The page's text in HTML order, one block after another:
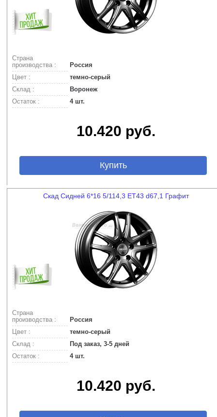
Страна
производства :
Россия
Цвет :
темно-серый
Склад :
Воронеж
Остаток :
4 шт.
10.420 руб.
Купить
Скад Сидней 6*16 5/114,3 ET43 d67,1 Графит
Страна
производства :
Россия
Цвет :
темно-серый
Склад :
Под заказ, 3-5 дней
Остаток :
4 шт.
10.420 руб.